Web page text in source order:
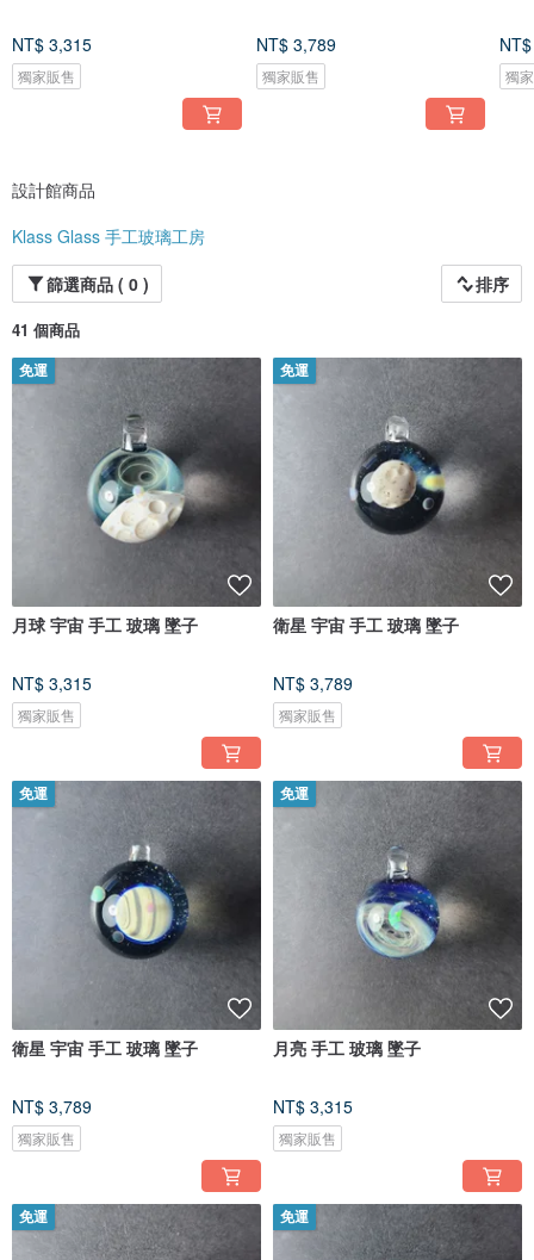
NT$ 3,315
獨家販售
NT$ 3,789
獨家販售 獨
設計館商品
Klass Glass 手工玻璃工房
篩選商品 ( 0 )
排序
41 個商品
免運
月球 宇宙 手工 玻璃 墜子
NT$ 3,315
獨家販售
免運
衛星 宇宙 手工 玻璃 墜子
NT$ 3,789
獨家販售
免運
衛星 宇宙 手工 玻璃 墜子
NT$ 3,789
獨家販售
免運
月亮 手工 玻璃 墜子
NT$ 3,315
獨家販售
免運 免運